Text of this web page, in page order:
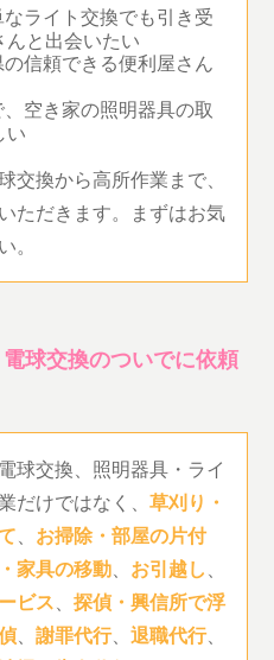
ライト交換でも引き受
と出会いたい
信頼できる便利屋さん
空き家の照明器具の取
い
交換から高所作業まで、
ただきます。まずはお気
球交換のついでに依頼
球交換、照明器具・ライ
だけではなく、草刈り・
、 お掃除・部屋の片付
家具の移動、 お引越し、
ビス、探偵・興信所で浮
、謝罪代行、退職代行、